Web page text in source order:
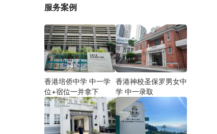
服务案例
香港培侨中学 中一学
位+宿位一并拿下
香港神校圣保罗男女中
学 中一录取